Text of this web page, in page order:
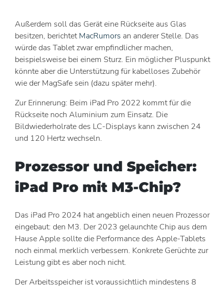
Außerdem soll das Gerät eine Rückseite aus Glas
besitzen, berichtetMacRumors an anderer Stelle. Das
würde das Tablet zwar empfindlicher machen,
beispielsweise bei einem Sturz. Ein möglicher Pluspunkt
könnte aber die Unterstützung für kabelloses Zubehör
wie der MagSafe sein (dazu später mehr).
Zur Erinnerung: Beim iPad Pro 2022 kommt für die
Rückseite noch Aluminium zum Einsatz. Die
Bildwiederholrate des LC-Displays kann zwischen 24
und 120 Hertz wechseln.
Prozessor und Speicher:
iPad Pro mit M3-Chip?
Das iPad Pro 2024 hat angeblich einen neuen Prozessor
eingebaut: den M3. Der 2023 gelaunchte Chip aus dem
Hause Apple sollte die Performance des Apple-Tablets
noch einmal merklich verbessern. Konkrete Gerüchte zur
Leistung gibt es aber noch nicht.
Der Arbeitsspeicher ist voraussichtlich mindestens 8